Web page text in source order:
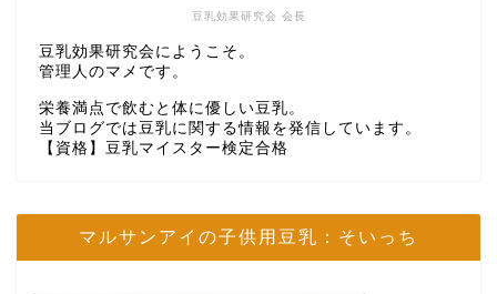
豆乳効果研究会 会長
豆乳効果研究会にようこそ。
管理人のマメです。
栄養満点で飲むと体に優しい豆乳。
当ブログでは豆乳に関する情報を発信しています。
【資格】豆乳マイスター検定合格
マルサンアイの子供用豆乳：そいっち